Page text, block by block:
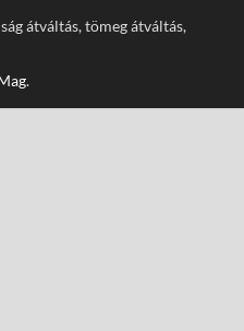
átváltás, tömeg átváltás,
.